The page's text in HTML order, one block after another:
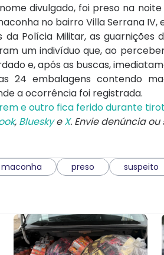
divulgado, foi preso na
no bairro Villa Serrana IV,
Polícia Militar, as guarnições
um indivíduo que, ao
e, após as buscas,
24 embalagens contendo
a ocorrência foi registrada.
e outro fica ferido durante
, BlueskyeX. Envie denúncia
maconha preso suspeito